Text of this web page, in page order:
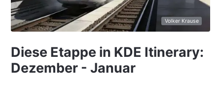
Volker Krause
Diese Etappe in KDE Itinerary:
Dezember - Januar